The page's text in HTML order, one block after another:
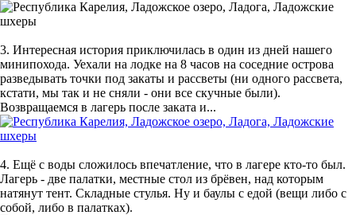
3. Интересная история приключилась в один из дней нашего
минипохода. Уехали на лодке на 8 часов на соседние острова
разведывать точки под закаты и рассветы (ни одного рассвета,
кстати, мы так и не сняли - они все скучные были).
Возвращаемся в лагерь после заката и...
4. Ещё с воды сложилось впечатление, что в лагере кто-то был.
Лагерь - две палатки, местные стол из брёвен, над которым
натянут тент. Складные стулья. Ну и баулы с едой (вещи либо с
собой, либо в палатках).